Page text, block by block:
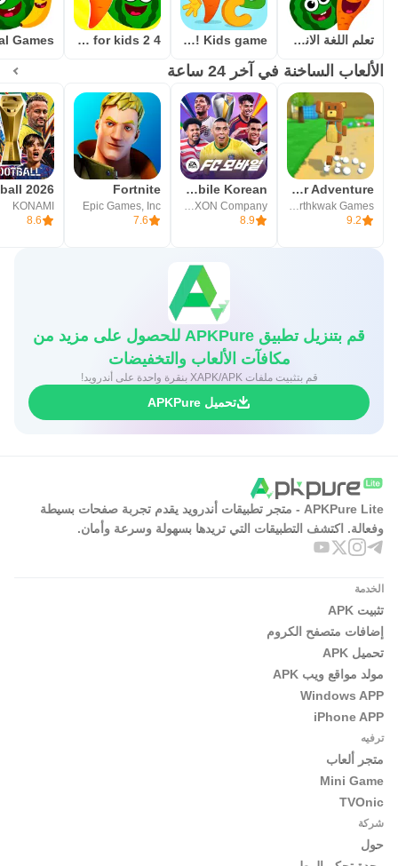
تعلم اللغة الانجليزية للأطفال Funny Food Academy! Kids game!
Educational games for kids 2 4
الألعاب الساخنة في آخر 24 ساعة
Super Bear Adventure
9.2
FIFA Mobile Korean
8.9
Fortnite
Epic Games, Inc
7.6
KONAMI
8.6
قم بتنزيل تطبيق APKPure للحصول على مزيد من
مكافآت الألعاب والتخفيضات
قم بتثبيت ملفات XAPK/APK بنقرة واحدة على أندرويد!
تحميل APKPure
APKPure Lite - متجر تطبيقات أندرويد يقدم تجربة صفحات بسيطة
وفعالة. اكتشف التطبيقات التي تريدها بسهولة وسرعة وأمان.
الخدمة
تثبيت APK
إضافات متصفح الكروم
تحميل APK
مولد مواقع ويب APK
Windows APP
iPhone APP
ترفيه
متجر ألعاب
Mini Game
TVOnic
شركة
حول